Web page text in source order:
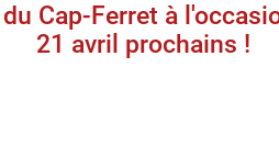
Cap-Ferret à
21 avril prochains !